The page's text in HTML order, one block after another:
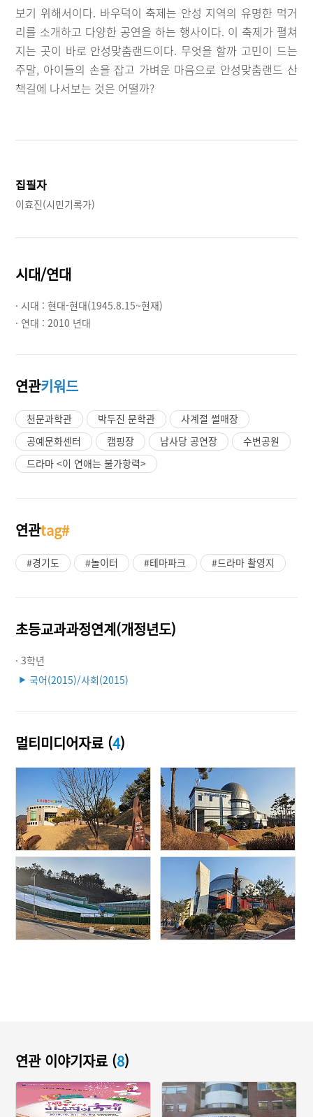
보기 위해서이다. 바우덕이 축제는 안성 지역의 유명한 먹거
리를 소개하고 다양한 공연을 하는 행사이다. 이 축제가 펼쳐
지는 곳이 바로 안성맞춤랜드이다. 무엇을 할까 고민이 드는
주말, 아이들의 손을 잡고 가벼운 마음으로 안성맞춤랜드 산
책길에 나서보는 것은 어떨까?
집필자
이효진(시민기록가)
시대/연대
· 시대 :현대-현대(1945.8.15~현재)
· 연대 :2010 년대
연관키워드
천문과학관 박두진 문학관
사계절 썰매장
공예문화센터
캠핑장 남사당 공연장
수변공원
드라마 <이 연애는 불가항력>
연관tag#
#경기도 #놀이터 #테마파크 #드라마 촬영지
초등교과과정연계(개정년도)
· 3학년
▶ 국어(2015)/사회(2015)
멀티미디어자료 (4)
연관 이야기자료 (8)